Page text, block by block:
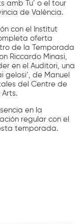
amb Tu’ o el tour
de València.
con el Institut
oferta
de la Temporada
Riccardo Minasi,
en el Auditori, una
gelosi’, de Manuel
del Centre de
Arts.
en la
regular con el
temporada.